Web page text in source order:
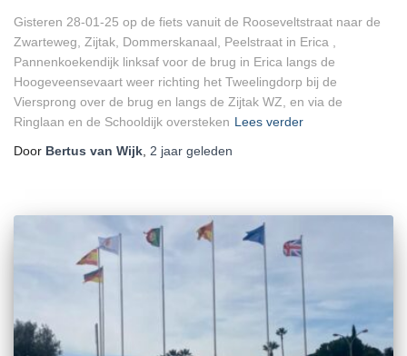
Gisteren 28-01-25 op de fiets vanuit de Rooseveltstraat naar de
Zwarteweg, Zijtak, Dommerskanaal, Peelstraat in Erica ,
Pannenkoekendijk linksaf voor de brug in Erica langs de
Hoogeveensevaart weer richting het Tweelingdorp bij de
Viersprong over de brug en langs de Zijtak WZ, en via de
Ringlaan en de Schooldijk oversteken Lees verder
Door Bertus van Wijk 2 jaar geleden